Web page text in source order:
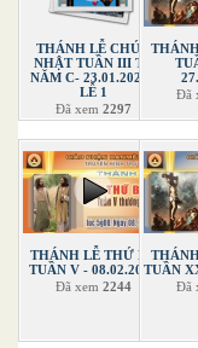
THÁNH LỄ CHÚA
NHẬT TUẦN III TN
NĂM C- 23.01.2022 -
LỄ 1
Đã xem 2297
Đã
THÁNH LỄ THỨ BA
TUẦN V - 08.02.2022
Đã xem 2244
TUẦN
Đã